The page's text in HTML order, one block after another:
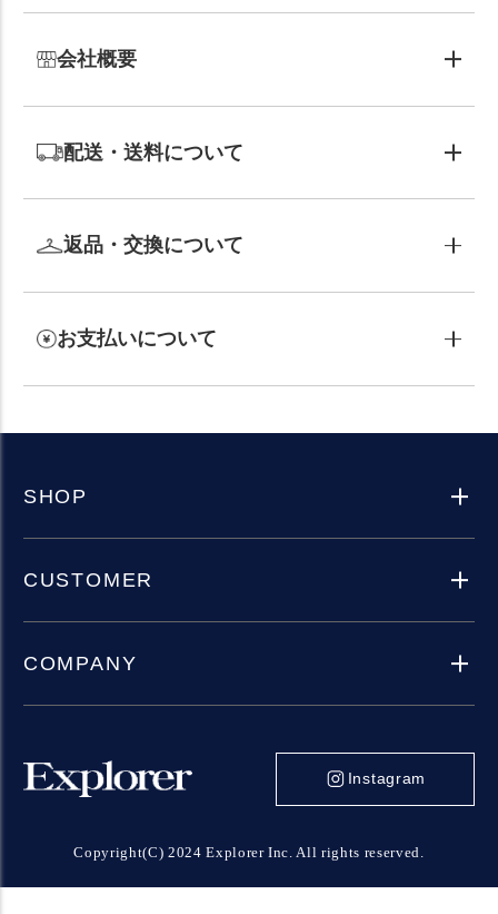
会社概要
配送・送料について
返品・交換について
お支払いについて
SHOP
CUSTOMER
COMPANY
Instagram
Copyright(C) 2024 Explorer Inc. All rights reserved.